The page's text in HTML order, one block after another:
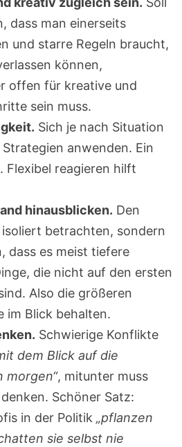
dass man einerseits
und starre Regeln braucht,
können,
offen für kreative und
sein muss.
Sich je nach Situation
anwenden. Ein
Flexibel reagieren hilft
hinausblicken. Den
betrachten, sondern
dass es meist tiefere
die nicht auf den ersten
Also die größeren
im Blick behalten.
Schwierige Konflikte
dem Blick auf die
morgen“, mitunter muss
Schöner Satz:
in der Politik„pflanzen
sie selbst nie